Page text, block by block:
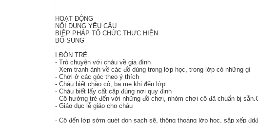
HOẠT ĐỘNG
NỘI DUNG YÊU CẦU
BIỆP PHÁP TỔ CHỨC THỰC HIỆN
BỔ SUNG
I.ĐÓN TRẺ:
- Trò chuyện với cháu về gia đình
- Xem tranh ảnh về các đồ dùng trong lớp học, trong lớp có những gì
- Chơi ở các góc theo ý thích
- Cháu biết chào cô, ba mẹ khi đến lớp
- Cháu biết lấy cất cặp đúng nơi quy định
- Cô hướng trẻ đến với những đồ chơi, nhóm chơi cô đã chuẩn bị
- Giáo dục lễ giáo cho cháu
- Cô đến lớp sớm quét dọn sạch sẽ, thông thoáng lớp học, sắp xếp